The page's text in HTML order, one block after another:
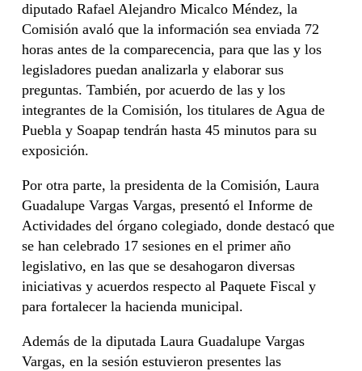
diputado Rafael Alejandro Micalco Méndez, la
Comisión avaló que la información sea enviada 72
horas antes de la comparecencia, para que las y los
legisladores puedan analizarla y elaborar sus
preguntas. También, por acuerdo de las y los
integrantes de la Comisión, los titulares de Agua de
Puebla y Soapap tendrán hasta 45 minutos para su
exposición.
Por otra parte, la presidenta de la Comisión, Laura
Guadalupe Vargas Vargas, presentó el Informe de
Actividades del órgano colegiado, donde destacó que
se han celebrado 17 sesiones en el primer año
legislativo, en las que se desahogaron diversas
iniciativas y acuerdos respecto al Paquete Fiscal y
para fortalecer la hacienda municipal.
Además de la diputada Laura Guadalupe Vargas
Vargas, en la sesión estuvieron presentes las